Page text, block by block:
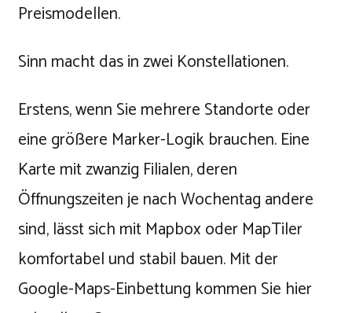
Preismodellen.
Sinn macht das in zwei Konstellationen.
Erstens, wenn Sie mehrere Standorte oder
eine größere Marker-Logik brauchen. Eine
Karte mit zwanzig Filialen, deren
Öffnungszeiten je nach Wochentag andere
sind, lässt sich mit Mapbox oder MapTiler
komfortabel und stabil bauen. Mit der
Google-Maps-Einbettung kommen Sie hier